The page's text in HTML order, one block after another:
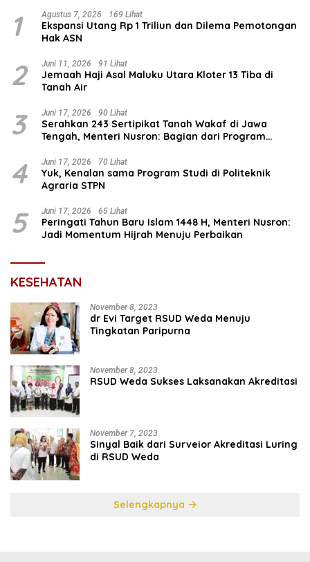
1 Agustus 7, 2026 169 Lihat
Ekspansi Utang Rp 1 Triliun dan Dilema Pemotongan
Hak ASN
2 Juni 11, 2026 91 Lihat
Jemaah Haji Asal Maluku Utara Kloter 13 Tiba di
Tanah Air
3 Juni 17, 2026 90 Lihat
Serahkan 243 Sertipikat Tanah Wakaf di Jawa
Tengah, Menteri Nusron: Bagian dari Program
Umat
4 Juni 17, 2026 70 Lihat
Yuk, Kenalan sama Program Studi di Politeknik
Agraria STPN
5 Juni 17, 2026 65 Lihat
Peringati Tahun Baru Islam 1448 H, Menteri Nusron:
Jadi Momentum Hijrah Menuju Perbaikan
KESEHATAN
November 8, 2023
dr Evi Target RSUD Weda Menuju
Tingkatan Paripurna
November 8, 2023
RSUD Weda Sukses Laksanakan Akreditasi
November 7, 2023
Sinyal Baik dari Surveior Akreditasi Luring
di RSUD Weda
Selengkapnya